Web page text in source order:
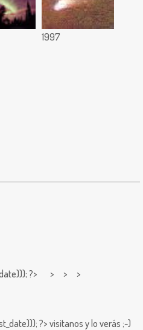
1997
?> > > >
?>visitanos y lo verás ;-)